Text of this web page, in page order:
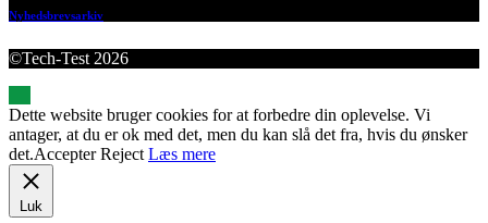
Nyhedsbrevsarkiv
©Tech-Test 2026
Dette website bruger cookies for at forbedre din oplevelse. Vi
antager, at du er ok med det, men du kan slå det fra, hvis du ønsker
det.Accepter Reject Læs mere
Luk